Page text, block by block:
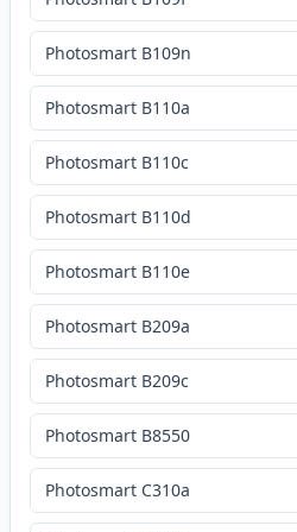
Photosmart B109n
Photosmart B110a
Photosmart B110c
Photosmart B110d
Photosmart B110e
Photosmart B209a
Photosmart B209c
Photosmart B8550
Photosmart C310a